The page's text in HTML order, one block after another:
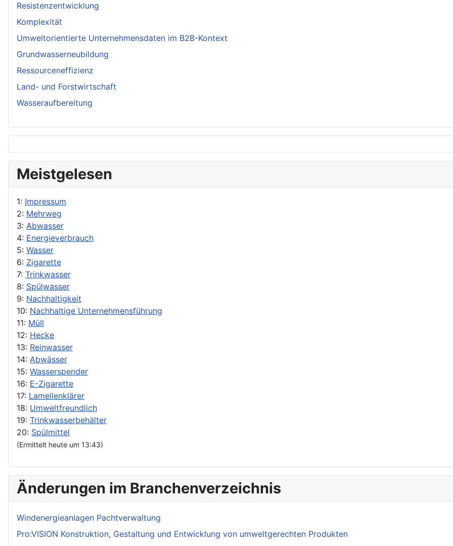
Resistenzentwicklung
Komplexität
Umweltorientierte Unternehmensdaten im B2B-Kontext
Grundwasserneubildung
Ressourceneffizienz
Land- und Forstwirtschaft
Wasseraufbereitung
Meistgelesen
1: Impressum
2: Mehrweg
3: Abwasser
4: Energieverbrauch
5: Wasser
6: Zigarette
7: Trinkwasser
8: Spülwasser
9: Nachhaltigkeit
10: Nachhaltige Unternehmensführung
11: Müll
12: Hecke
13: Reinwasser
14: Abwässer
15: Wasserspender
16: E-Zigarette
17: Lamellenklärer
18: Umweltfreundlich
19: Trinkwasserbehälter
20: Spülmittel
(Ermittelt heute um 13:43)
Änderungen im Branchenverzeichnis
Windenergieanlagen Pachtverwaltung
Pro:VISION Konstruktion, Gestaltung und Entwicklung von umweltgerechten Produkten